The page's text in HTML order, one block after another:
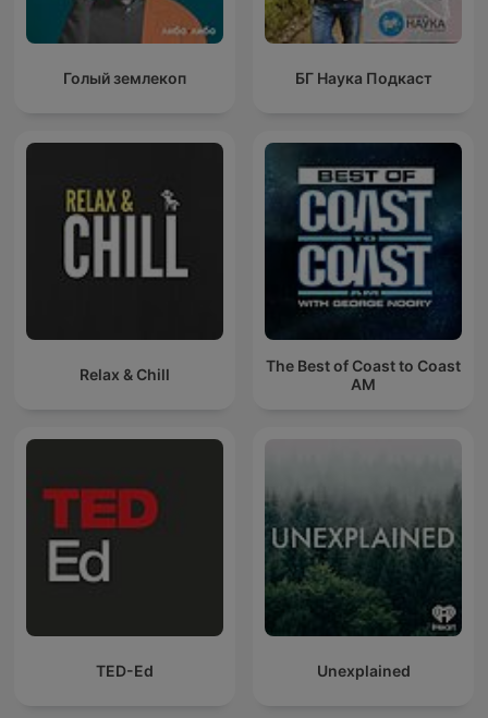
Голый землекоп БГ Наука Подкаст
Relax & Chill
The Best of Coast to Coast
AM
TED-Ed Unexplained